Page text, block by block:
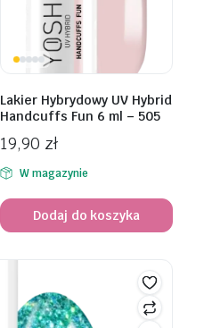
Lakier Hybrydowy UV Hybrid
Handcuffs Fun 6 ml – 505
19,90 zł
W magazynie
Dodaj do koszyka